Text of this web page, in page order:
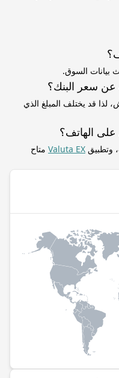
بيانات السوق.
لذا قد يختلف المبلغ الذي
الهاتف؟
وتطبيق Valuta EX متاح